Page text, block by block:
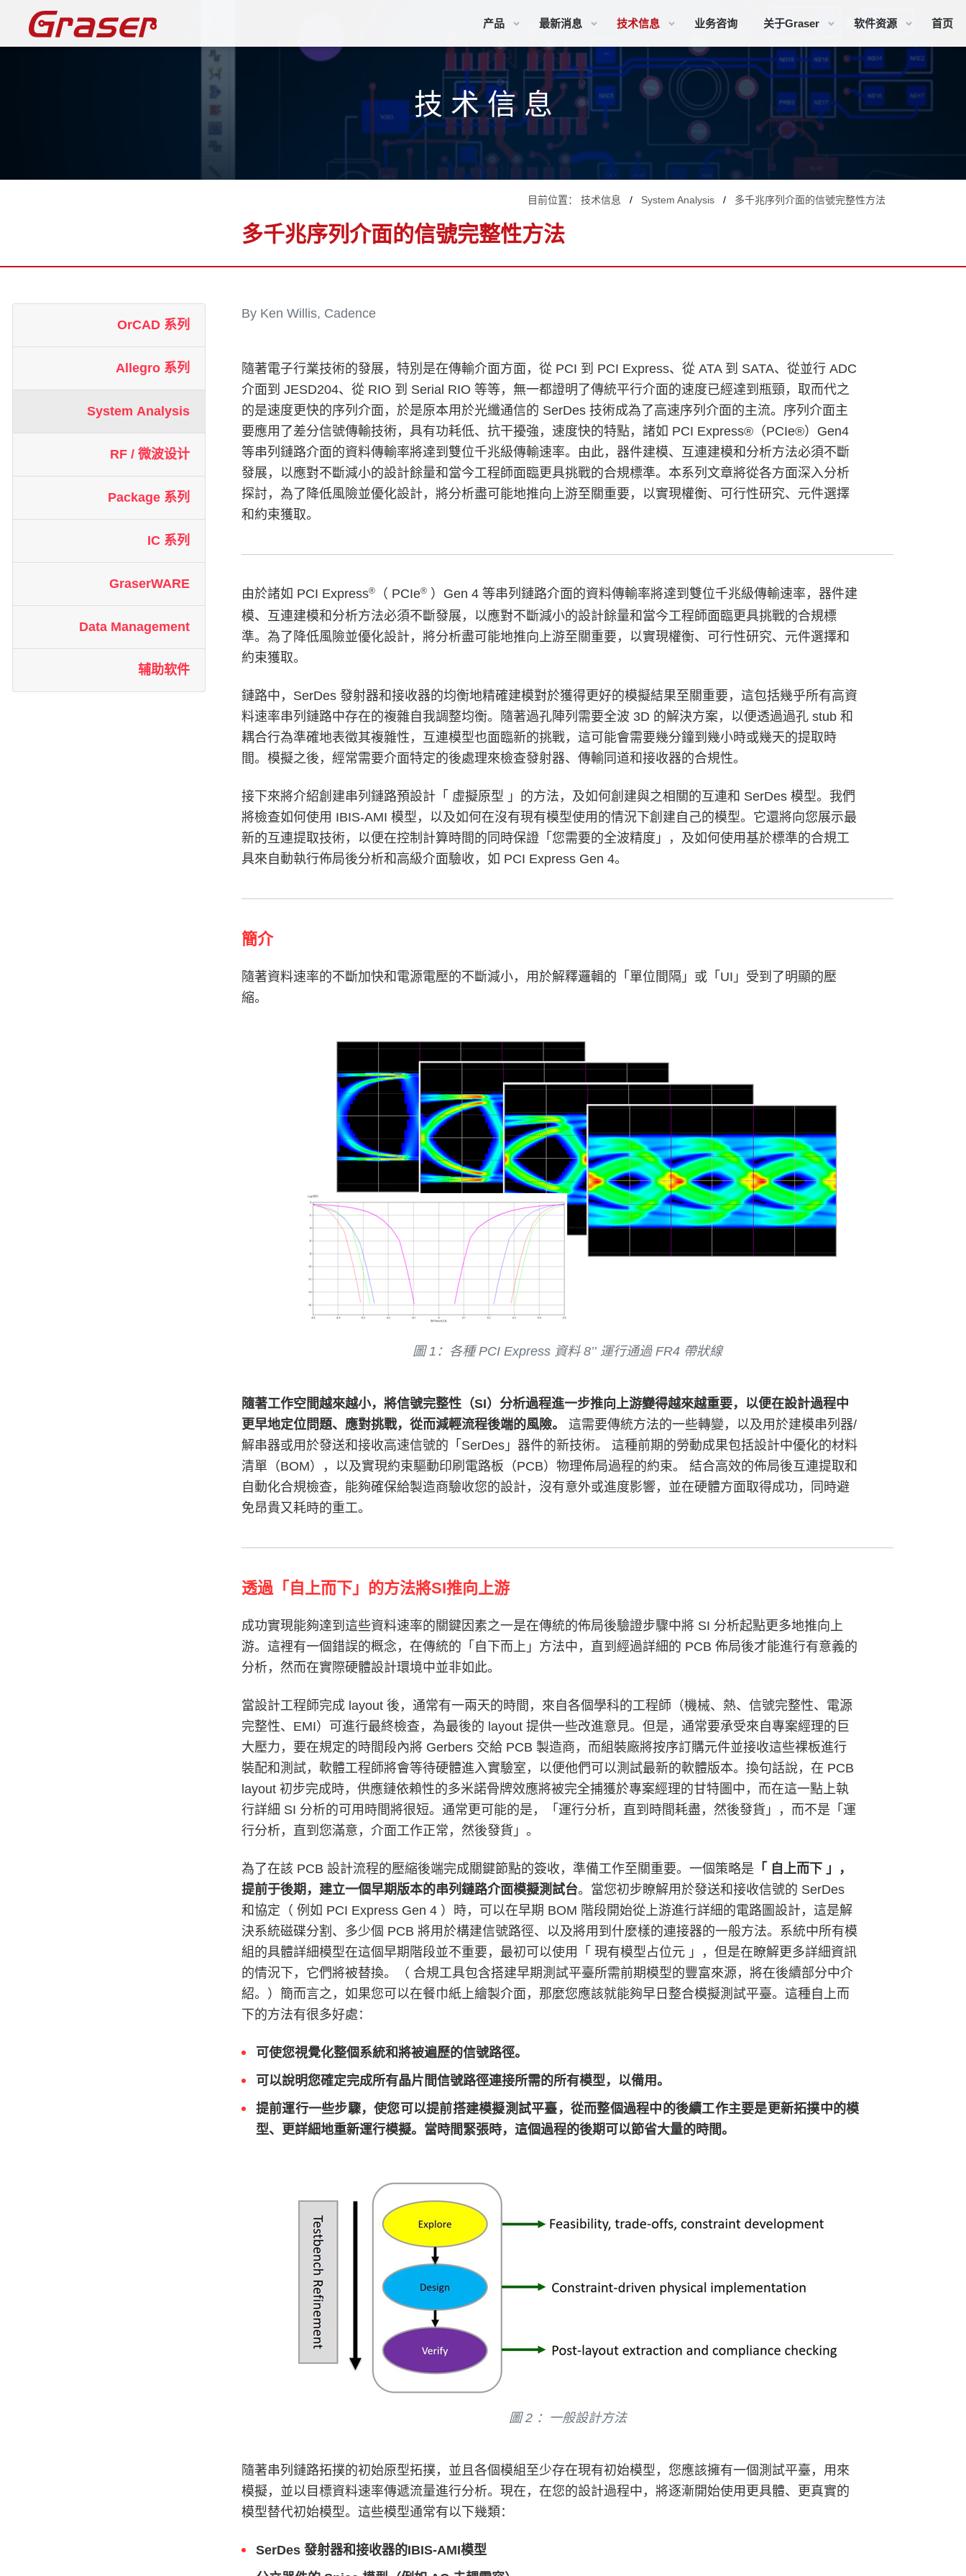
产品 最新消息 技术信息 业务咨询 关于Graser 软件资源 首页
技 术 信 息
目前位置： 技术信息 System Analysis 多千兆序列介面的信號完整性方法
多千兆序列介面的信號完整性方法
OrCAD 系列
Allegro 系列
System Analysis
RF / 微波设计
Package 系列
IC 系列
GraserWARE
Data Management
辅助软件
By Ken Willis, Cadence
隨著電子行業技術的發展，特別是在傳輸介面方面，從 PCI 到 PCI Express、從 ATA 到 SATA、從並行 ADC
介面到 JESD204、從 RIO 到 Serial RIO 等等，無一都證明了傳統平行介面的速度已經達到瓶頸，取而代之
的是速度更快的序列介面，於是原本用於光纖通信的 SerDes 技術成為了高速序列介面的主流。序列介面主
要應用了差分信號傳輸技術，具有功耗低、抗干擾強，速度快的特點，諸如 PCI Express®（PCIe®）Gen4
等串列鏈路介面的資料傳輸率將達到雙位千兆級傳輸速率。由此，器件建模、互連建模和分析方法必須不斷
發展，以應對不斷減小的設計餘量和當今工程師面臨更具挑戰的合規標準。本系列文章將從各方面深入分析
探討，為了降低風險並優化設計，將分析盡可能地推向上游至關重要，以實現權衡、可行性研究、元件選擇
和約束獲取。
由於諸如 PCI Express® （ PCIe® ）Gen 4 等串列鏈路介面的資料傳輸率將達到雙位千兆級傳輸速率，器件建
模、互連建模和分析方法必須不斷發展，以應對不斷減小的設計餘量和當今工程師面臨更具挑戰的合規標
準。為了降低風險並優化設計，將分析盡可能地推向上游至關重要，以實現權衡、可行性研究、元件選擇和
約束獲取。
鏈路中，SerDes 發射器和接收器的均衡地精確建模對於獲得更好的模擬結果至關重要，這包括幾乎所有高資
料速率串列鏈路中存在的複雜自我調整均衡。隨著過孔陣列需要全波 3D 的解決方案，以便透過過孔 stub 和
耦合行為準確地表徵其複雜性，互連模型也面臨新的挑戰，這可能會需要幾分鐘到幾小時或幾天的提取時
間。模擬之後，經常需要介面特定的後處理來檢查發射器、傳輸同道和接收器的合規性。
接下來將介紹創建串列鏈路預設計「 虛擬原型 」的方法，及如何創建與之相關的互連和 SerDes 模型。我們
將檢查如何使用 IBIS-AMI 模型，以及如何在沒有現有模型使用的情況下創建自己的模型。它還將向您展示最
新的互連提取技術，以便在控制計算時間的同時保證「您需要的全波精度」，及如何使用基於標準的合規工
具來自動執行佈局後分析和高級介面驗收，如 PCI Express Gen 4。
簡介
隨著資料速率的不斷加快和電源電壓的不斷減小，用於解釋邏輯的「單位間隔」或「UI」受到了明顯的壓
縮。
圖 1：各種 PCI Express 資料 8’’ 運行通過 FR4 帶狀線
隨著工作空間越來越小，將信號完整性（SI）分析過程進一步推向上游變得越來越重要，以便在設計過程中
更早地定位問題、應對挑戰，從而減輕流程後端的風險。
這需要傳統方法的一些轉變，以及用於建模串列器/
解串器或用於發送和接收高速信號的「SerDes」器件的新技術。 這種前期的勞動成果包括設計中優化的材料
清單（BOM），以及實現約束驅動印刷電路板（PCB）物理佈局過程的約束。 結合高效的佈局後互連提取和
自動化合規檢查，能夠確保給製造商驗收您的設計，沒有意外或進度影響，並在硬體方面取得成功，同時避
免昂貴又耗時的重工。
透過「自上而下」的方法將SI推向上游
成功實現能夠達到這些資料速率的關鍵因素之一是在傳統的佈局後驗證步驟中將 SI 分析起點更多地推向上
游。這裡有一個錯誤的概念，在傳統的「自下而上」方法中，直到經過詳細的 PCB 佈局後才能進行有意義的
分析，然而在實際硬體設計環境中並非如此。
當設計工程師完成 layout 後，通常有一兩天的時間，來自各個學科的工程師（機械、熱、信號完整性、電源
完整性、EMI）可進行最終檢查，為最後的 layout 提供一些改進意見。但是，通常要承受來自專案經理的巨
大壓力，要在規定的時間段內將 Gerbers 交給 PCB 製造商，而組裝廠將按序訂購元件並接收這些裸板進行
裝配和測試，軟體工程師將會等待硬體進入實驗室，以便他們可以測試最新的軟體版本。換句話說，在 PCB
layout 初步完成時，供應鏈依賴性的多米諾骨牌效應將被完全捕獲於專案經理的甘特圖中，而在這一點上執
行詳細 SI 分析的可用時間將很短。通常更可能的是，「運行分析，直到時間耗盡，然後發貨」，而不是「運
行分析，直到您滿意，介面工作正常，然後發貨」。
為了在該 PCB 設計流程的壓縮後端完成關鍵節點的簽收，準備工作至關重要。一個策略是 「 自上而下 」，
提前于後期，建立一個早期版本的串列鏈路介面模擬測試台。當您初步瞭解用於發送和接收信號的 SerDes
和協定（ 例如 PCI Express Gen 4 ）時，可以在早期 BOM 階段開始從上游進行詳細的電路圖設計，這是解
決系統磁碟分割、多少個 PCB 將用於構建信號路徑、以及將用到什麼樣的連接器的一般方法。系統中所有模
組的具體詳細模型在這個早期階段並不重要，最初可以使用「 現有模型占位元 」，但是在瞭解更多詳細資訊
的情況下，它們將被替換。（ 合規工具包含搭建早期測試平臺所需前期模型的豐富來源，將在後續部分中介
紹。）簡而言之，如果您可以在餐巾紙上繪製介面，那麼您應該就能夠早日整合模擬測試平臺。這種自上而
下的方法有很多好處：
可使您視覺化整個系統和將被遍歷的信號路徑。
可以說明您確定完成所有晶片間信號路徑連接所需的所有模型，以備用。
提前運行一些步驟，使您可以提前搭建模擬測試平臺，從而整個過程中的後續工作主要是更新拓撲中的模
型、更詳細地重新運行模擬。當時間緊張時，這個過程的後期可以節省大量的時間。
圖 2 ：一般設計方法
隨著串列鏈路拓撲的初始原型拓撲，並且各個模組至少存在現有初始模型，您應該擁有一個測試平臺，用來
模擬，並以目標資料速率傳遞流量進行分析。現在，在您的設計過程中，將逐漸開始使用更具體、更真實的
模型替代初始模型。這些模型通常有以下幾類：
SerDes 發射器和接收器的IBIS-AMI模型